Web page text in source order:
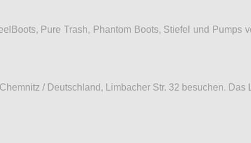
Pure Trash, Phantom Boots, Stiefel und Pumps
/ Deutschland, Limbacher Str. 32 besuchen. Das